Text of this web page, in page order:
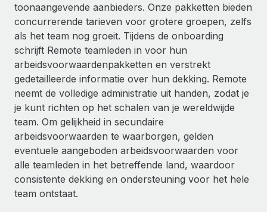
Achtergrondonderzoek
Vereenvoudig het screeningsproces van
kandidaten
Compliance Watchtower
Blijf compliance-risico's voor
Apparaatbeheer
Lever en track wereldwijd IT-middelen
Entiteiten oprichten
Stel snel compliant entiteiten op
Mobiliteit en overplaatsing
CASESTUDY'S
Support
Alle bronnen bekijken
BLOG
EOR en PEO
Contractor Management
Belastingen
Naar de blog
toonaangevende aanbieders. Onze pakketten bieden
concurrerende tarieven voor grotere groepen, zelfs
als het team nog groeit. Tijdens de onboarding
schrijft Remote teamleden in voor hun
arbeidsvoorwaardenpakketten en verstrekt
gedetailleerde informatie over hun dekking. Remote
neemt de volledige administratie uit handen, zodat je
je kunt richten op het schalen van je wereldwijde
team. Om gelijkheid in secundaire
arbeidsvoorwaarden te waarborgen, gelden
eventuele aangeboden arbeidsvoorwaarden voor
alle teamleden in het betreffende land, waardoor
consistente dekking en ondersteuning voor het hele
team ontstaat.